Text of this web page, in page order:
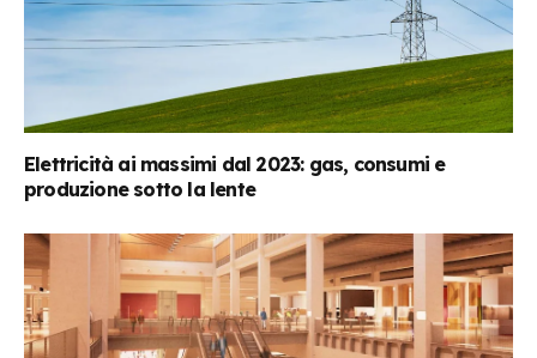
Elettricità ai massimi dal 2023: gas, consumi e
produzione sotto la lente